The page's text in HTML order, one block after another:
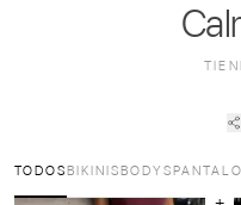
TODOS BIKINIS BODYS